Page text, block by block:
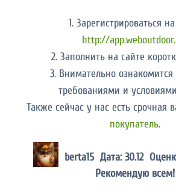
1. Зарегистрироваться
http://
2. Заполнить на сайте
3. Внимательно ознакомится
требованиями и
Также сейчас у нас есть срочная
покупатель.
berta15 Дата: 30.12
Рекомендую всем!